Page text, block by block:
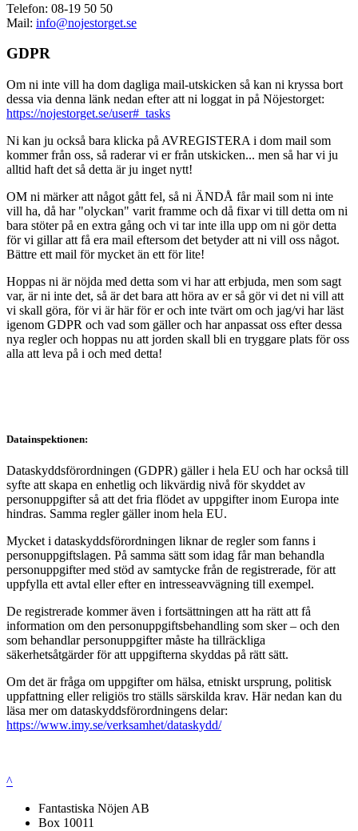
Telefon: 08-19 50 50
Mail: info@nojestorget.se
GDPR
Om ni inte vill ha dom dagliga mail-utskicken så kan ni kryssa bort
dessa via denna länk nedan efter att ni loggat in på Nöjestorget:
https://nojestorget.se/user#_tasks
Ni kan ju också bara klicka på AVREGISTERA i dom mail som
kommer från oss, så raderar vi er från utskicken... men så har vi ju
alltid haft det så detta är ju inget nytt!
OM ni märker att något gått fel, så ni ÄNDÅ får mail som ni inte
vill ha, då har "olyckan" varit framme och då fixar vi till detta om ni
bara stöter på en extra gång och vi tar inte illa upp om ni gör detta
för vi gillar att få era mail eftersom det betyder att ni vill oss något.
Bättre ett mail för mycket än ett för lite!
Hoppas ni är nöjda med detta som vi har att erbjuda, men som sagt
var, är ni inte det, så är det bara att höra av er så gör vi det ni vill att
vi skall göra, för vi är här för er och inte tvärt om och jag/vi har läst
igenom GDPR och vad som gäller och har anpassat oss efter dessa
nya regler och hoppas nu att jorden skall bli en tryggare plats för oss
alla att leva på i och med detta!
Datainspektionen:
Dataskyddsförordningen (GDPR) gäller i hela EU och har också till
syfte att skapa en enhetlig och likvärdig nivå för skyddet av
personuppgifter så att det fria flödet av uppgifter inom Europa inte
hindras. Samma regler gäller inom hela EU.
Mycket i dataskyddsförordningen liknar de regler som fanns i
personuppgiftslagen. På samma sätt som idag får man behandla
personuppgifter med stöd av samtycke från de registrerade, för att
uppfylla ett avtal eller efter en intresseavvägning till exempel.
De registrerade kommer även i fortsättningen att ha rätt att få
information om den personuppgiftsbehandling som sker – och den
som behandlar personuppgifter måste ha tillräckliga
säkerhetsåtgärder för att uppgifterna skyddas på rätt sätt.
Om det är fråga om uppgifter om hälsa, etniskt ursprung, politisk
uppfattning eller religiös tro ställs särskilda krav. Här nedan kan du
läsa mer om dataskyddsförordningens delar:
https://www.imy.se/verksamhet/dataskydd/
^
Fantastiska Nöjen AB
Box 10011